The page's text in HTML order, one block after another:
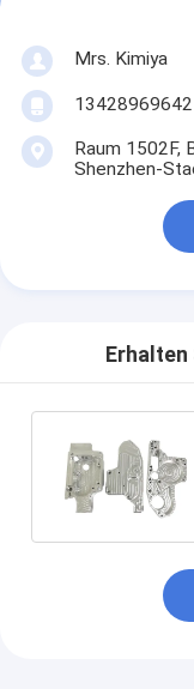
Mrs. Kimiya
13428969642
Raum 1502F,
Shenzhen-
Erhalten